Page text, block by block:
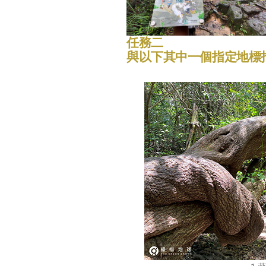
任務二
與以下其中一個指定地標